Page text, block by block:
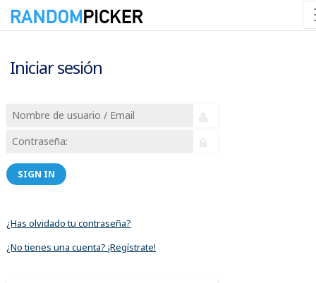
Iniciar sesión
SIGN IN
¿Has olvidado tu contraseña?
¿No tienes una cuenta? ¡Regístrate!